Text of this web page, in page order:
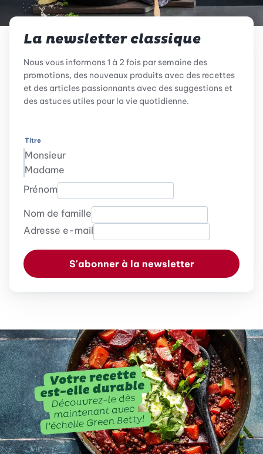
La newsletter classique
Nous vous informons 1 à 2 fois par semaine des
promotions, des nouveaux produits avec des recettes
et des articles passionnants avec des suggestions et
des astuces utiles pour la vie quotidienne.
Titre
Monsieur
Madame
Prénom
Nom de famille
Adresse e-mail
S'abonner à la newsletter